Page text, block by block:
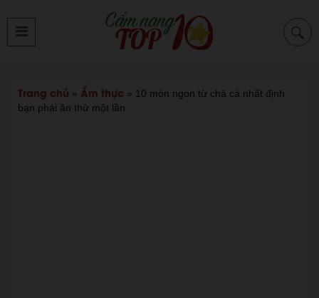
Trang chủ » Ẩm thực » 10 món ngon từ chả cá nhất định
bạn phải ăn thử một lần